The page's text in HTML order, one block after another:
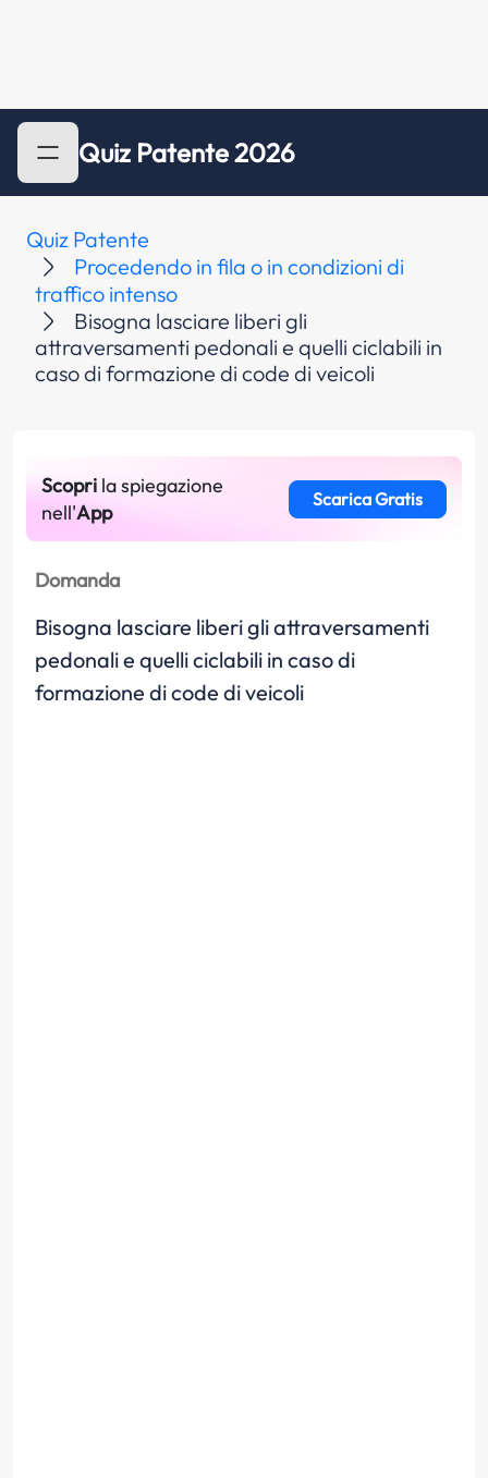
Quiz Patente 2026
Quiz Patente
Procedendo in fila o in condizioni di
traffico intenso
Bisogna lasciare liberi gli
attraversamenti pedonali e quelli ciclabili in
caso di formazione di code di veicoli
Scopri la spiegazione
nell'App
Scarica Gratis
Domanda
Bisogna lasciare liberi gli attraversamenti
pedonali e quelli ciclabili in caso di
formazione di code di veicoli